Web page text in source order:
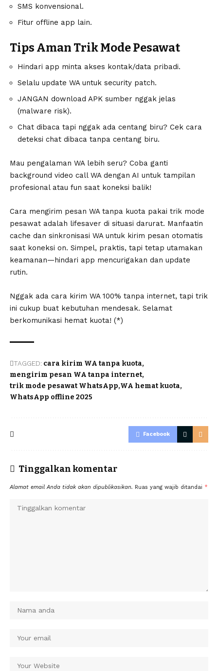
SMS konvensional.
Fitur offline app lain.
Tips Aman Trik Mode Pesawat
Hindari app minta akses kontak/data pribadi.
Selalu update WA untuk security patch.
JANGAN download APK sumber nggak jelas
(malware risk).
Chat dibaca tapi nggak ada centang biru? Cek cara
deteksi chat dibaca tanpa centang biru.
Mau pengalaman WA lebih seru? Coba ganti
background video call WA dengan AI untuk tampilan
profesional atau fun saat koneksi balik!
Cara mengirim pesan WA tanpa kuota pakai trik mode
pesawat adalah lifesaver di situasi darurat. Manfaatin
cache dan sinkronisasi WA untuk kirim pesan otomatis
saat koneksi on. Simpel, praktis, tapi tetap utamakan
keamanan—hindari app mencurigakan dan update
rutin.
Nggak ada cara kirim WA 100% tanpa internet, tapi trik
ini cukup buat kebutuhan mendesak. Selamat
berkomunikasi hemat kuota! (*)
TAGGED: cara kirim WA tanpa kuota
mengirim pesan WA tanpa internet
trik mode pesawat WhatsApp WA hemat kuota
WhatsApp offline 2025
Facebook
Tinggalkan komentar
Alamat email Anda tidak akan dipublikasikan. Ruas yang wajib ditandai *